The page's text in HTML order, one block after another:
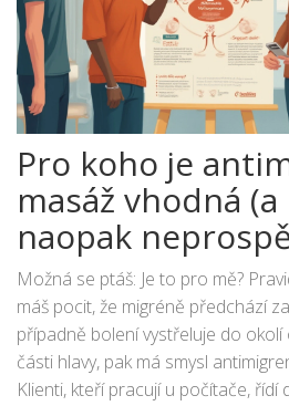
Pro koho je
masáž vhodná
naopak
Možná se ptáš: Je to pro mě?
máš pocit, že migréně předchází
případně bolení vystřeluje do
části hlavy, pak má smysl
Klienti, kteří pracují u počítače,